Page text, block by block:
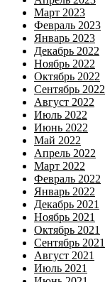
Март 2023
Февраль 2023
Январь 2023
Декабрь 2022
Ноябрь 2022
Октябрь 2022
Сентябрь 2022
Август 2022
Июль 2022
Июнь 2022
Май 2022
Апрель 2022
Март 2022
Февраль 2022
Январь 2022
Декабрь 2021
Ноябрь 2021
Октябрь 2021
Сентябрь 2021
Август 2021
Июль 2021